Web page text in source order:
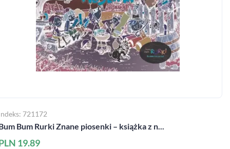
721172
Bum Rurki Znane piosenki – książka z n...
19.89